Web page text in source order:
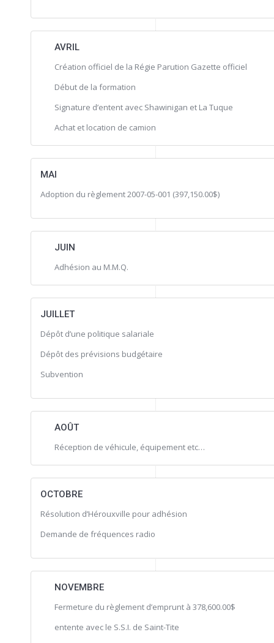
AVRIL
Création officiel de la Régie Parution Gazette officiel
Début de la formation
Signature d’entent avec Shawinigan et La Tuque
Achat et location de camion
MAI
Adoption du règlement 2007-05-001 (397,150.00$)
JUIN
Adhésion au M.M.Q.
JUILLET
Dépôt d’une politique salariale
Dépôt des prévisions budgétaire
Subvention
AOÛT
Réception de véhicule, équipement etc…
OCTOBRE
Résolution d’Hérouxville pour adhésion
Demande de fréquences radio
NOVEMBRE
Fermeture du règlement d’emprunt à 378,600.00$
entente avec le S.S.I. de Saint-Tite